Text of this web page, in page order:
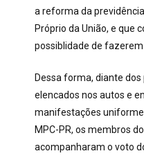
a reforma da
Próprio da União, e que
possiblidade de
Dessa forma, diante
elencados nos autos e
manifestações
MPC-PR, os membros
acompanharam o voto